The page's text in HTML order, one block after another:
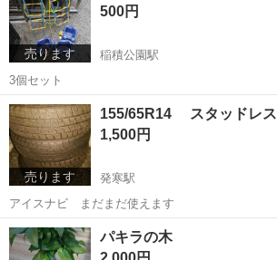
売ります
500円
稲積公園駅
3個セット
北海道 札幌市 家庭用品
売ります
155/65R14 スタッドレス
1,500円
発寒駅
アイスナビ まだまだ使えます
北海道 札幌市
パキラの木